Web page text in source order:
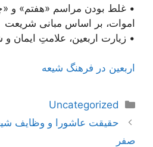
• غلط بودن مراسم «هفتم» و
اموات، بر اساس مبانی شریعت
• زیارت اربعین، علامتِ ایمان
اربعین در فرهنگ شیعه
دسته‌ها
Uncategorized
ناوبری
نوشته‌ها
حقیقت عاشورا و وظایف
صفر